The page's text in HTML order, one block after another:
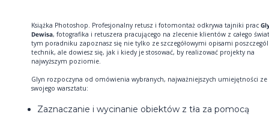
Książka Photoshop. Profesjonalny retusz i fotomontaż odkrywa tajniki prac
Dewisa, fotografika i retuszera pracującego na zlecenie klientów z całego
tym poradniku zapoznasz się nie tylko ze szczegółowymi opisami
technik, ale dowiesz się, jak i kiedy je stosować, by realizować projekty na
najwyższym poziomie.
Glyn rozpoczyna od omówienia wybranych, najważniejszych umiejętności ze
swojego warsztatu:
Zaznaczanie i wycinanie obiektów z tła za pomocą